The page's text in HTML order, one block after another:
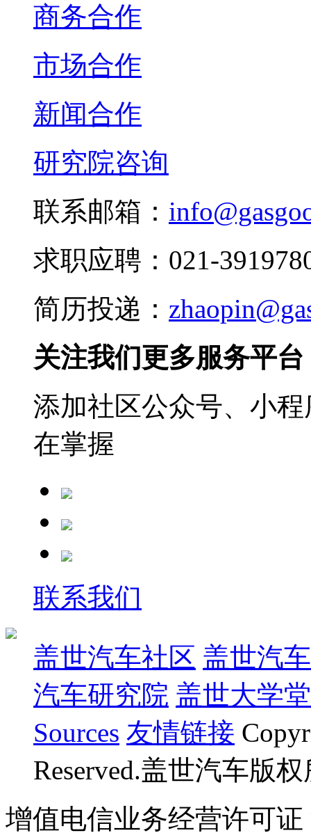
商务合作
市场合作
新闻合作
研究院咨询
联系邮箱：
求职应聘：021-
简历投递：
关注我们更多服务平台
添加社区公众号、小
在掌握
联系我们
盖世汽车社区 盖世汽
汽车研究院 盖世大学堂
Sources 友情链接
Reserved.盖世汽车版
增值电信业务经营许可证